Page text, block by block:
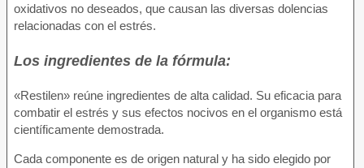
oxidativos no deseados, que causan las diversas dolencias
relacionadas con el estrés.
Los ingredientes de la fórmula:
«Restilen» reúne ingredientes de alta calidad. Su eficacia para
combatir el estrés y sus efectos nocivos en el organismo está
científicamente demostrada.
Cada componente es de origen natural y ha sido elegido por